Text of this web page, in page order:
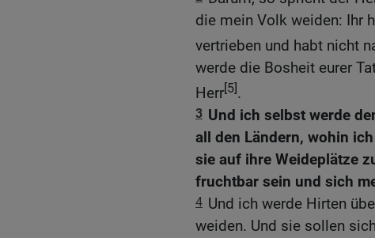
die mein Volk weiden: Ihr
vertrieben und habt nicht
werde die Bosheit eurer
Herr[5].
3 Und ich selbst werde
all den Ländern, wohin
sie auf ihre Weideplätze
fruchtbar sein und sich
4 Und ich werde Hirten
weiden. Und sie sollen